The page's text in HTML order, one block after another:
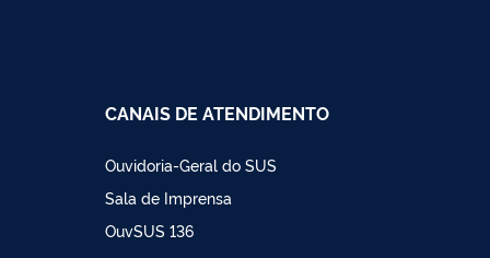
CANAIS DE ATENDIMENTO
Ouvidoria-Geral do SUS
Sala de Imprensa
OuvSUS 136